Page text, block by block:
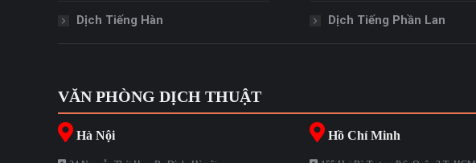
Dịch Tiếng Hàn Dịch Tiếng Phần Lan
VĂN PHÒNG DỊCH THUẬT
Hà Nội Hồ Chí Minh